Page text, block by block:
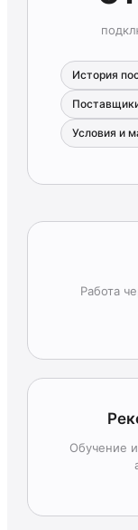
История
Условия и
Работа
Обучение